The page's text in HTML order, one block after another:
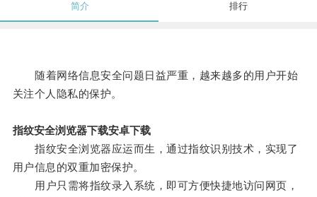
简介 排行
随着网络信息安全问题日益严重，越来越多的用户开始
关注个人隐私的保护。
指纹安全浏览器下载安卓下载
指纹安全浏览器应运而生，通过指纹识别技术，实现了
用户信息的双重加密保护。
用户只需将指纹录入系统，即可方便快捷地访问网页，